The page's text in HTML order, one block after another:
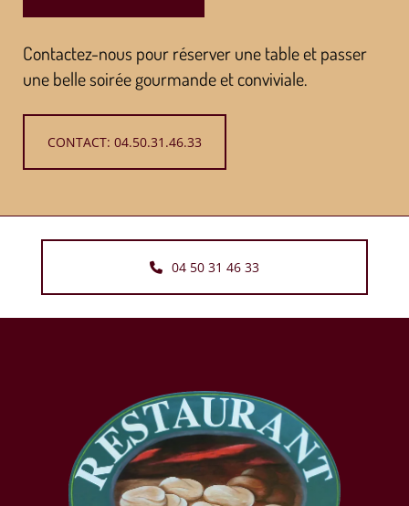
Contactez-nous pour réserver une table et passer
une belle soirée gourmande et conviviale.
CONTACT: 04.50.31.46.33
04 50 31 46 33